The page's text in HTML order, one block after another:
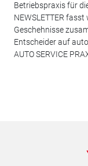
Betriebspraxis für
NEWSLETTER
Geschehnisse
Entscheider auf
AUTO SERVICE